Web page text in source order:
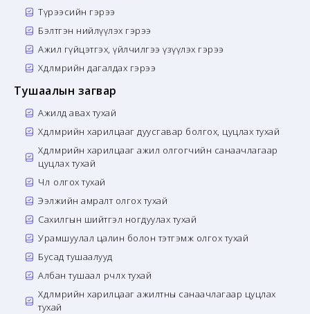
Түрээсийн гэрээ
Бэлтгэн нийлүүлэх гэрээ
Ажил гүйцэтгэх, үйлчилгээ үзүүлэх гэрээ
Хөдөлмөрийн дагалдах гэрээ
Тушаалын загвар
Ажилд авах тухай
Хөдөлмөрийн харилцааг дуусгавар болгох, цуцлах тухай
Хөдөлмөрийн харилцааг ажил олгогчийн санаачлагаар
цуцлах тухай
Чөлөө олгох тухай
Ээлжийн амралт олгох тухай
Сахилгын шийтгэл ногдуулах тухай
Урамшуулал цалин болон тэтгэмж олгох тухай
Бусад тушаалууд
Албан тушаал өөрчлөх тухай
Хөдөлмөрийн харилцааг ажилтны санаачлагаар цуцлах
тухай